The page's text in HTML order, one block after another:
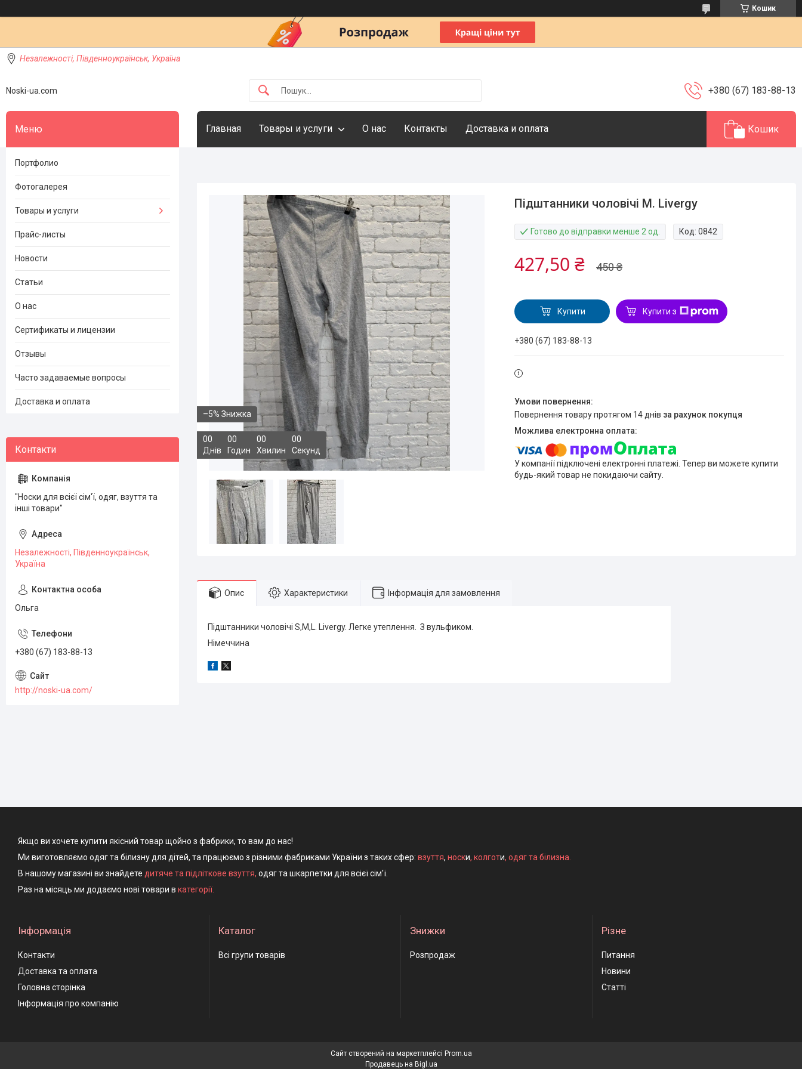
Кошик
Незалежності, Південноукраїнськ, Україна
Noski-ua.com +380 (67) 183-88-13
Главная Товары и услуги О нас Контакты Доставка и оплата Кошик
–5%
00
Днів
00
Годин
00
Хвилин
00
Секунд
Підштанники чоловічі М. Livergy
Готово до відправки менше 2 од. Код:0842
450 ₴
427,50 ₴
Купити Купити з
+380 (67) 183-88-13
повернення товару протягом 14 днів за рахунок покупця
У компанії підключені електронні платежі. Тепер ви можете купити
будь-який товар не покидаючи сайту.
Опис Характеристики Інформація для замовлення
Підштанники чоловічі S,M,L. Livergy. Легке утеплення. З вульфиком.
Німеччина
Портфолио
Фотогалерея
Товары и услуги
Прайс-листы
Новости
Статьи
О нас
Сертификаты и лицензии
Отзывы
Часто задаваемые вопросы
Доставка и оплата
"Носки для всієї сім'ї, одяг, взуття та
інші товари"
Незалежності, Південноукраїнськ,
Україна
Ольга
+380 (67) 183-88-13
http://noski-ua.com/
Якщо ви хочете купити якісний товар щойно з фабрики, то вам до нас!
Ми виготовляємо одяг та білизну для дітей, та працюємо з різними фабриками України з таких сфер: взуття, носки, колготи, одяг та білизна.
В нашому магазині ви знайдете дитяче та підліткове взуття, одяг та шкарпетки для всієї сім'ї.
Раз на місяць ми додаємо нові товари в категорії.
Інформація
Контакти
Доставка та оплата
Головна сторінка
Інформація про компанію
Каталог
Всі групи товарів
Знижки
Розпродаж
Різне
Питання
Новини
Статті
Сайт створений на маркетплейсі Prom.ua
Продавець на Bigl.ua